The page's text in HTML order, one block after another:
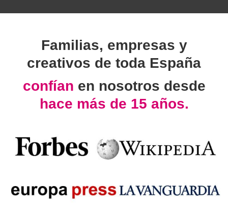
Familias, empresas y
creativos de toda España
confían en nosotros desde
hace más de 15 años.